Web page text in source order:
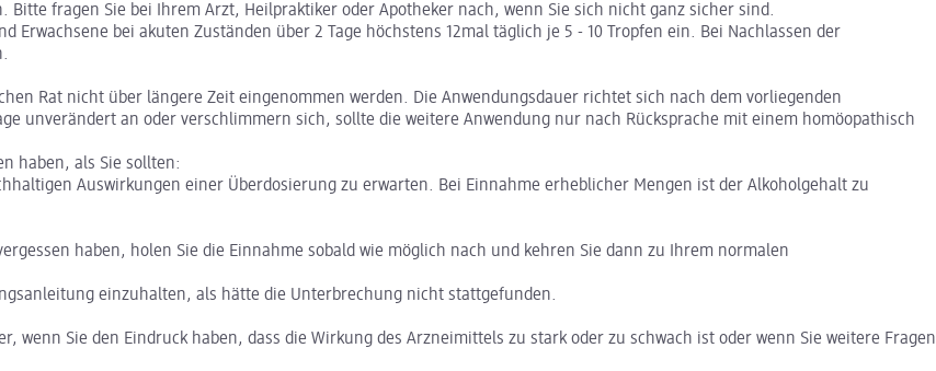
fragen Sie bei Ihrem Arzt, Heilpraktiker oder Apotheker nach, wenn Sie sich nicht ganz sicher sind.
Erwachsene bei akuten Zuständen über 2 Tage höchstens 12mal täglich je 5 - 10 Tropfen ein. Bei Nachlassen der
Rat nicht über längere Zeit eingenommen werden. Die Anwendungsdauer richtet sich nach dem vorliegenden
unverändert an oder verschlimmern sich, sollte die weitere Anwendung nur nach Rücksprache mit einem homöopathisch
haben, als Sie sollten:
Auswirkungen einer Überdosierung zu erwarten. Bei Einnahme erheblicher Mengen ist der Alkoholgehalt zu
haben, holen Sie die Einnahme sobald wie möglich nach und kehren Sie dann zu Ihrem normalen
einzuhalten, als hätte die Unterbrechung nicht stattgefunden.
wenn Sie den Eindruck haben, dass die Wirkung des Arzneimittels zu stark oder zu schwach ist oder wenn Sie weitere Fragen